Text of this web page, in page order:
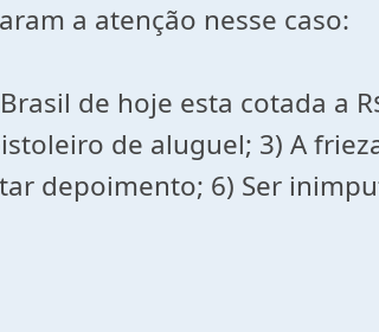
a atenção nesse caso:
de hoje esta cotada a
de aluguel; 3) A
depoimento; 6) Ser